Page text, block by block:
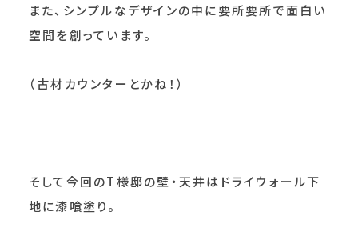
また、シンプルなデザインの中に要所要所で面白い
空間を創っています。
（古材カウンターとかね！）
そして今回のT様邸の壁・天井はドライウォール下
地に漆喰塗り。